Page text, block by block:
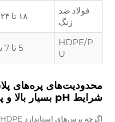
فولاد ضد
زنگ
۱۸ تا ۲۴ ماه
HDPE/P
U
5 تا 7 سال
محدودیت‌های پره‌های
شرایط pH بسیار بالا و پایین